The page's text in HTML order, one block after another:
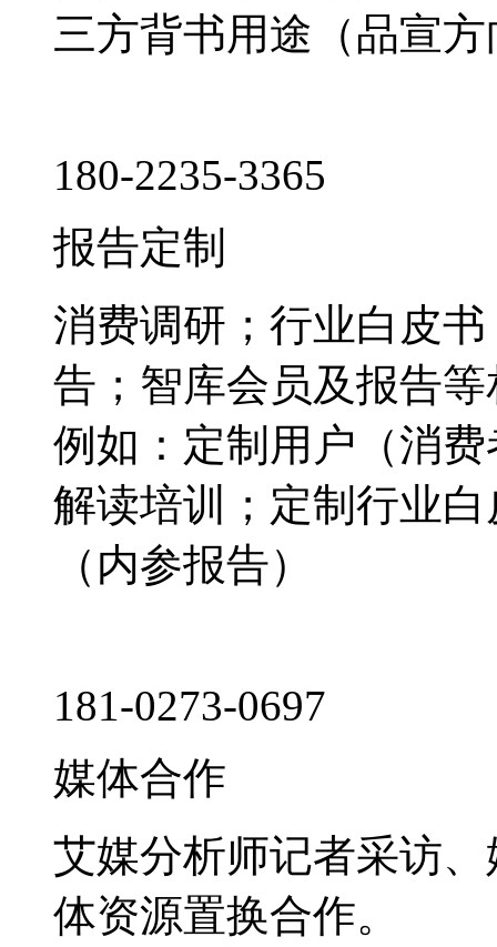
三方背书用途（品宣
180-2235-3365
报告定制
消费调研；行业白皮
告；智库会员及报告
例如：定制用户（消
解读培训；定制行业
（内参报告）
181-0273-0697
媒体合作
艾媒分析师记者采访
体资源置换合作。